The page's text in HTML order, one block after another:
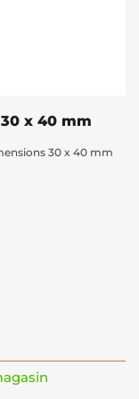
x 40 mm
30 x 40 mm